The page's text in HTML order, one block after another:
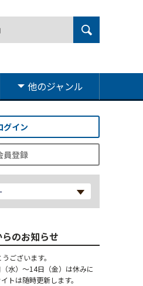
他のジャンル
グイン
員登録
のお知らせ
ございます。
水）～14日（金）は休みに
トは随時更新します。